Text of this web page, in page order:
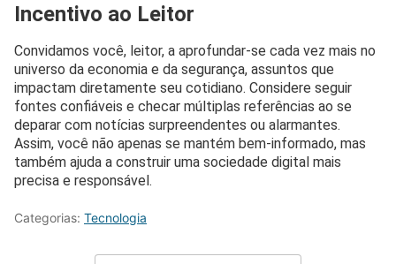
Incentivo ao Leitor
Convidamos você, leitor, a aprofundar-se cada vez mais no
universo da economia e da segurança, assuntos que
impactam diretamente seu cotidiano. Considere seguir
fontes confiáveis e checar múltiplas referências ao se
deparar com notícias surpreendentes ou alarmantes.
Assim, você não apenas se mantém bem-informado, mas
também ajuda a construir uma sociedade digital mais
precisa e responsável.
Categorias: Tecnologia